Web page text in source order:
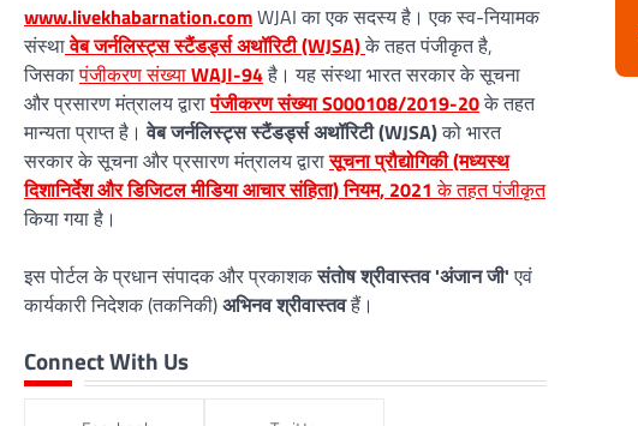
www.livekhabarnation.comWJAI का एक सदस्य है। एक स्व-नियामक
संस्थावेब जर्नलिस्ट्स स्टैंडर्ड्स अथॉरिटी (WJSA)के तहत पंजीकृत है,
जिसकापंजीकरण संख्याWAJI-94है। यह संस्था भारत सरकार के सूचना
और प्रसारण मंत्रालय द्वारापंजीकरण संख्या S000108/2019-20के तहत
मान्यता प्राप्त है।वेब जर्नलिस्ट्स स्टैंडर्ड्स अथॉरिटी (WJSA)को भारत
सरकार के सूचना और प्रसारण मंत्रालय द्वारासूचना प्रौद्योगिकी (मध्यस्थ
दिशानिर्देश और डिजिटल मीडिया आचार संहिता) नियम, 2021 के तहत पंजीकृत
किया गया है।
इस पोर्टल के प्रधान संपादक और प्रकाशकसंतोष श्रीवास्तव 'अंजान जी'एवं
कार्यकारी निदेशक (तकनिकी)अभिनव श्रीवास्तवहैं।
Connect With Us